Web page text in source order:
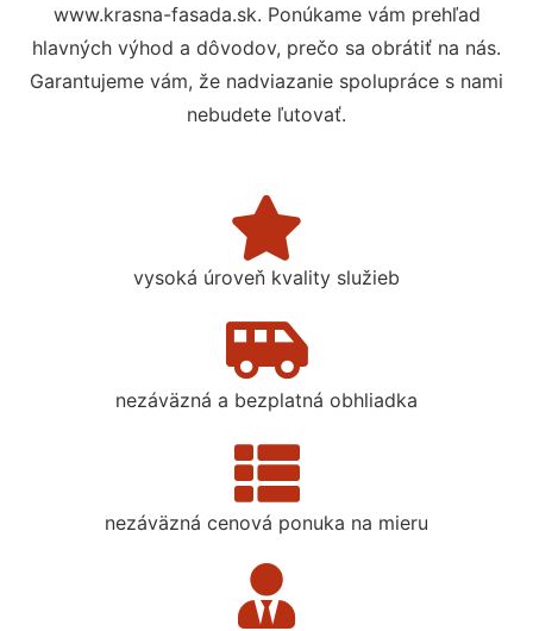
www.krasna-fasada.sk. Ponúkame vám prehľad
hlavných výhod a dôvodov, prečo sa obrátiť na nás.
Garantujeme vám, že nadviazanie spolupráce s nami
nebudete ľutovať.
vysoká úroveň kvality služieb
nezáväzná a bezplatná obhliadka
nezáväzná cenová ponuka na mieru